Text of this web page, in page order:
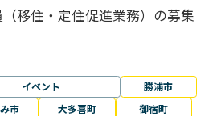
移住・定住促進業務）の募集
イベント
勝浦市
市
大多喜町 御宿町